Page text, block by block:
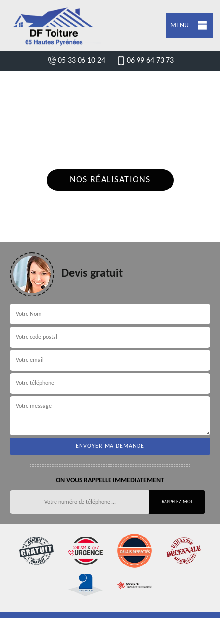
MENU
05 33 06 10 24 06 99 64 73 73
NOS RÉALISATIONS
Devis gratuit
ON VOUS RAPPELLE IMMEDIATEMENT